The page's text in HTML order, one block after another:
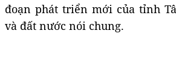
đoạn phát triển mới của tỉnh
và đất nước nói chung.